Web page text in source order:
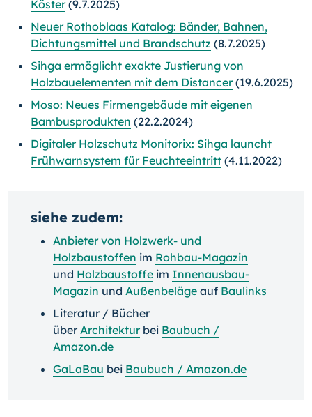
Köster(9.7.2025)
Neuer Rothoblaas Katalog: Bänder, Bahnen,
Dichtungsmittel und Brandschutz (8.7.2025)
Sihga ermöglicht exakte Justierung von
Holzbauelementen mit dem Distancer(19.6.2025)
Moso: Neues Firmengebäude mit eigenen
Bambusprodukten (22.2.2024)
Digitaler Holzschutz Monitorix: Sihga launcht
Frühwarnsystem für Feuchteeintritt (4.11.2022)
siehe zudem:
Anbieter von Holzwerk- und
Holzbaustoffen im Rohbau-Magazin
und Holzbaustoffe im Innenausbau-
Magazin und Außenbeläge auf Baulinks
Literatur / Bücher
über Architekturbei Baubuch /
Amazon.de
GaLaBau bei Baubuch / Amazon.de